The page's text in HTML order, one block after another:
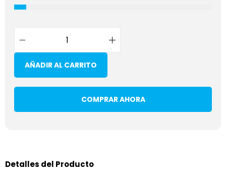
AÑADIR AL CARRITO
COMPRAR AHORA
Detalles del Producto